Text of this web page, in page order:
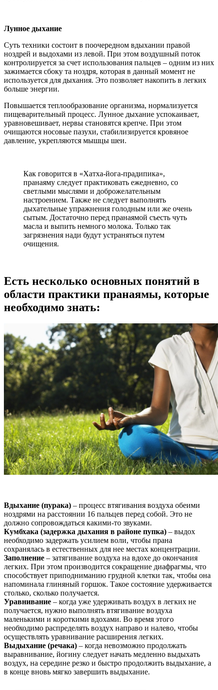
Лунное дыхание
Суть техники состоит в поочередном вдыхании правой
ноздрей и выдохами из левой. При этом воздушный поток
контролируется за счет использования пальцев – одним из них
зажимается сбоку та ноздря, которая в данный момент не
используется для дыхания. Это позволяет накопить в легких
больше энергии.
Повышается теплообразование организма, нормализуется
пищеварительный процесс. Лунное дыхание успокаивает,
уравновешивает, нервы становятся крепче. При этом
очищаются носовые пазухи, стабилизируется кровяное
давление, укрепляются мышцы шеи.
Как говорится в «Хатха-йога-прадипика»,
пранаяму следует практиковать ежедневно, со
светлыми мыслями и доброжелательным
настроением. Также не следует выполнять
дыхательные упражнения голодным или же очень
сытым. Достаточно перед пранаямой съесть чуть
масла и выпить немного молока. Только так
загрязнения нади будут устраняться путем
очищения.
Есть несколько основных понятий в
области практики пранаямы, которые
необходимо знать:
Вдыхание (пурака) – процесс втягивания воздуха обеими
ноздрями на расстоянии 16 пальцев перед собой. Это не
должно сопровождаться какими-то звуками.
Кумбхака (задержка дыхания в районе пупка) – выдох
необходимо задержать усилием воли, чтобы прана
сохранялась в естественных для нее местах концентрации.
Заполнение – затягивание воздуха на вдохе до окончания
легких. При этом производится сокращение диафрагмы, что
способствует приподниманию грудной клетки так, чтобы она
напоминала глиняный горшок. Такое состояние удерживается
столько, сколько получается.
Уравнивание – когда уже удерживать воздух в легких не
получается, нужно выполнять втягивание воздуха
маленькими и короткими вдохами. Во время этого
необходимо распределять воздух направо и налево, чтобы
осуществлять уравнивание расширения легких.
Выдыхание (речака) – когда невозможно продолжать
выравнивание, йогину следует начать медленно выдыхать
воздух, на середине резко и быстро продолжить выдыхание, а
в конце вновь мягко завершить выдыхание.